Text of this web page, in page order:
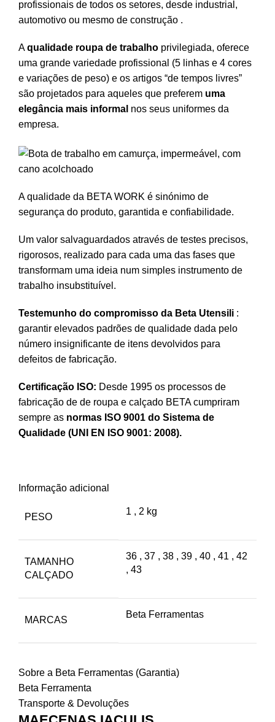
profissionais de todos os setores, desde industrial,
automotivo ou mesmo de construção .
Aqualidade roupa de trabalho privilegiada, oferece
uma grande variedade profissional (5 linhas e 4 cores
e variações de peso) e os artigos “de tempos livres”
são projetados para aqueles que preferem uma
elegância mais informal nos seus uniformes da
empresa.
A qualidade da BETA WORK é sinónimo de
segurança do produto, garantida e confiabilidade.
Um valor salvaguardados através de testes precisos,
rigorosos, realizado para cada uma das fases que
transformam uma ideia num simples instrumento de
trabalho insubstituível.
Testemunho do compromisso da Beta Utensili :
garantir elevados padrões de qualidade dada pelo
número insignificante de itens devolvidos para
defeitos de fabricação.
Certificação ISO: Desde 1995 os processos de
fabricação de de roupa e calçado BETA cumpriram
sempre as normas ISO 9001 do Sistema de
Qualidade (UNI EN ISO 9001: 2008).
Informação adicional
PESO
1 , 2 kg
TAMANHO
CALÇADO
36 , 37 , 38 , 39 , 40 , 41 , 42
, 43
MARCAS
Beta Ferramentas
Sobre a Beta Ferramentas (Garantia)
Beta Ferramenta
Transporte & Devoluções